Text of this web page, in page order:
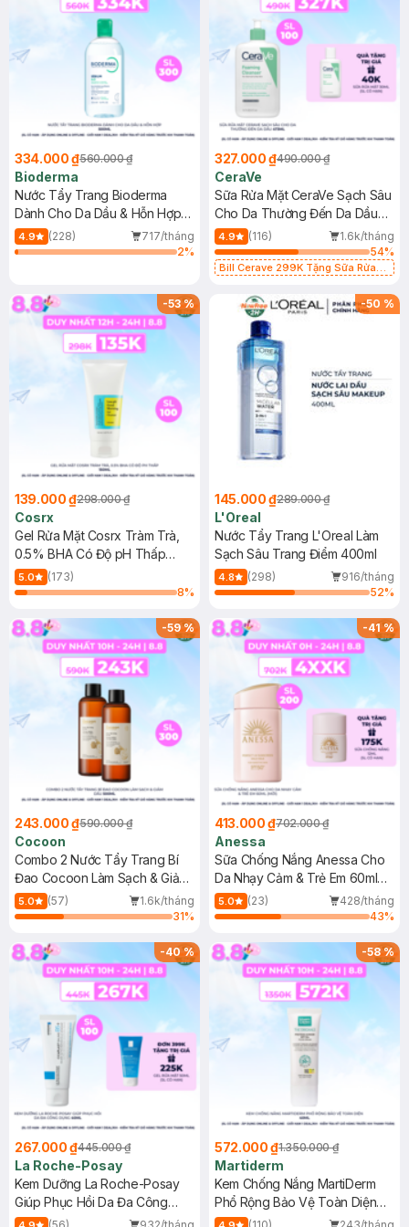
334.000 ₫560.000 ₫
Bioderma
Nước Tẩy Trang Bioderma
Dành Cho Da Dầu & Hỗn Hợp
500ml
4.9 (228)
717/tháng
2%
327.000 ₫490.000 ₫
CeraVe
Sữa Rửa Mặt CeraVe Sạch Sâu
Cho Da Thường Đến Da Dầu
473ml
4.9 (116)
1.6k/tháng
54%
Bill Cerave 299K Tặng Sữa Rửa
-53%
139.000 ₫298.000 ₫
Cosrx
Gel Rửa Mặt Cosrx Tràm Trà,
0.5% BHA Có Độ pH Thấp
150ml
5.0
(173)
8%
-50 %
145.000 ₫289.000 ₫
L'Oreal
Nước Tẩy Trang L'Oreal Làm
Sạch Sâu Trang Điểm 400ml
4.8 (298)
916/tháng
52%
-59%
243.000 ₫590.000 ₫
Cocoon
Combo 2 Nước Tẩy Trang Bí
Đao Cocoon Làm Sạch & Giảm
Dầu 500ml
5.0 (57)
1.6k/tháng
31%
-41%
413.000 ₫702.000 ₫
Anessa
Sữa Chống Nắng Anessa Cho
Da Nhạy Cảm & Trẻ Em 60ml
(Mới)
5.0 (23)
428/tháng
43%
-40%
267.000 ₫445.000 ₫
La Roche-Posay
Kem Dưỡng La Roche-Posay
Giúp Phục Hồi Da Đa Công
Dụng 40ml
-58%
572.000 ₫1.350.000 ₫
Martiderm
Kem Chống Nắng MartiDerm
Phổ Rộng Bảo Vệ Toàn Diện
40ml